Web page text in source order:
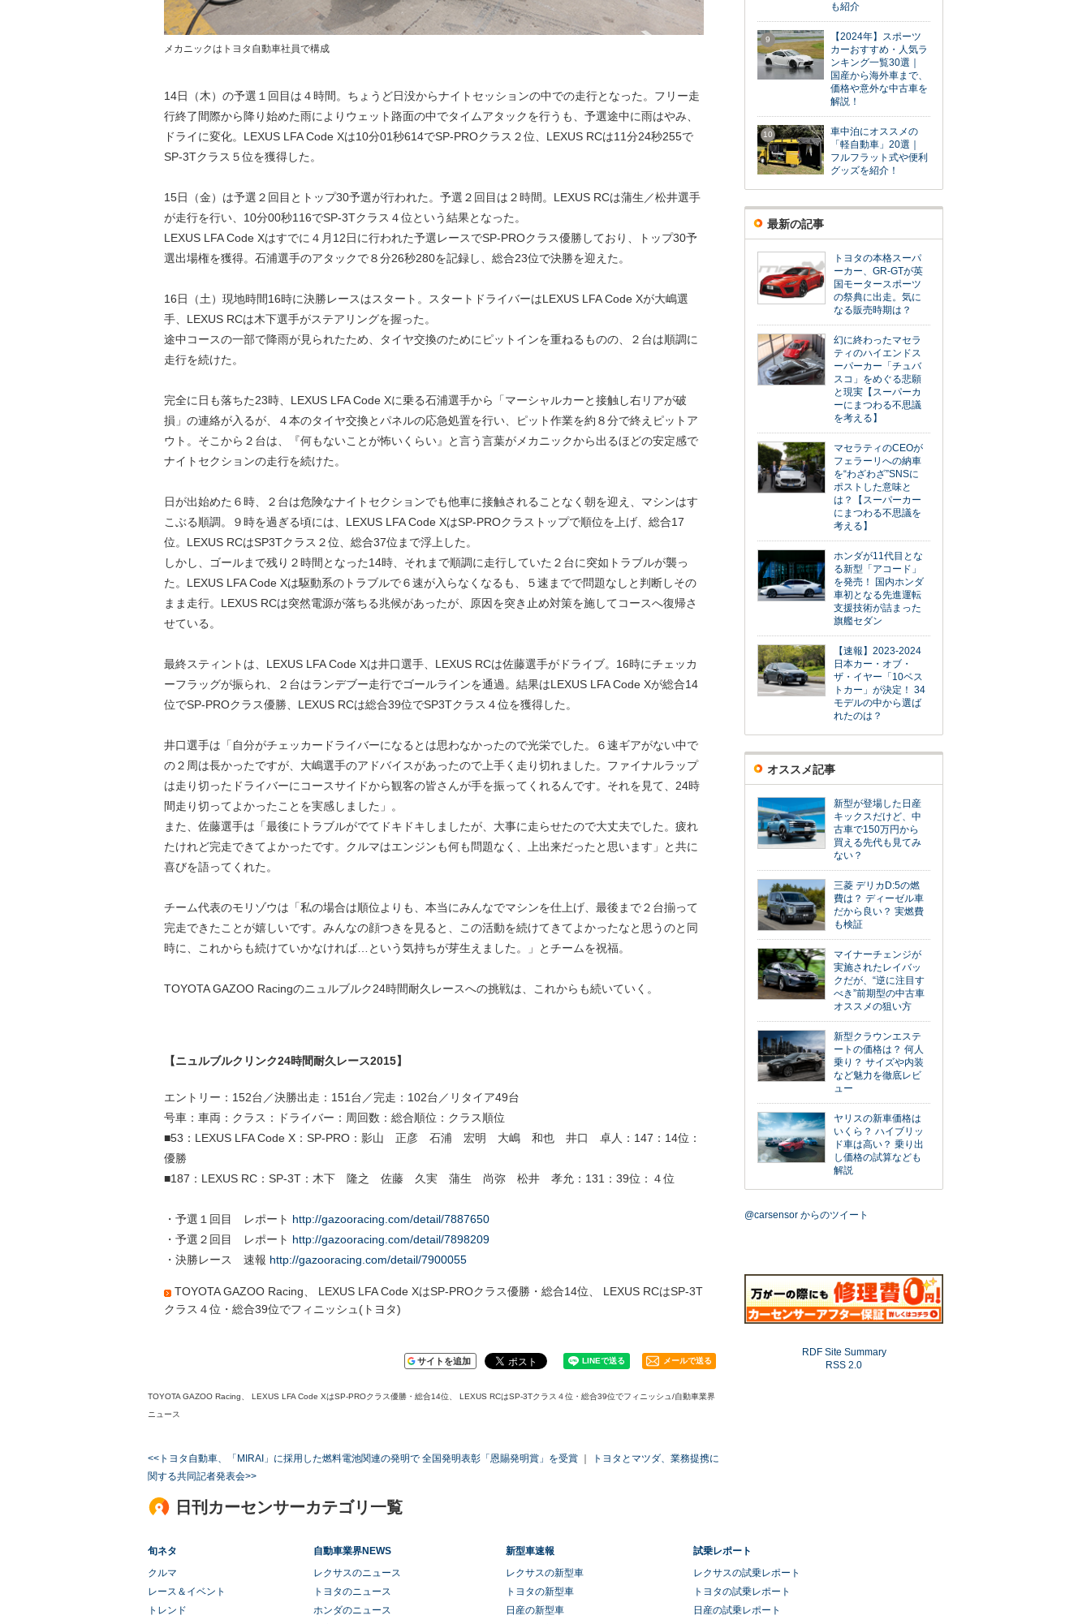
メカニックはトヨタ自動車社員で構成
14日（木）の予選１回目は４時間。ちょうど日没からナイトセッションの中での走行となった。フリー走
行終了間際から降り始めた雨によりウェット路面の中でタイムアタックを行うも、予選途中に雨はやみ、
ドライに変化。LEXUS LFA Code Xは10分01秒614でSP-PROクラス２位、LEXUS RCは11分24秒255で
SP-3Tクラス５位を獲得した。
15日（金）は予選２回目とトップ30予選が行われた。予選２回目は２時間。LEXUS RCは蒲生／松井選手
が走行を行い、10分00秒116でSP-3Tクラス４位という結果となった。
LEXUS LFA Code Xはすでに４月12日に行われた予選レースでSP-PROクラス優勝しており、トップ30予
選出場権を獲得。石浦選手のアタックで８分26秒280を記録し、総合23位で決勝を迎えた。
16日（土）現地時間16時に決勝レースはスタート。スタートドライバーはLEXUS LFA Code Xが大嶋選
手、LEXUS RCは木下選手がステアリングを握った。
途中コースの一部で降雨が見られたため、タイヤ交換のためにピットインを重ねるものの、２台は順調に
走行を続けた。
完全に日も落ちた23時、LEXUS LFA Code Xに乗る石浦選手から「マーシャルカーと接触し右リアが破
損」の連絡が入るが、４本のタイヤ交換とパネルの応急処置を行い、ピット作業を約８分で終えピットア
ウト。そこから２台は、『何もないことが怖いくらい』と言う言葉がメカニックから出るほどの安定感で
ナイトセクションの走行を続けた。
日が出始めた６時、２台は危険なナイトセクションでも他車に接触されることなく朝を迎え、マシンはす
こぶる順調。９時を過ぎる頃には、LEXUS LFA Code XはSP-PROクラストップで順位を上げ、総合17
位。LEXUS RCはSP3Tクラス２位、総合37位まで浮上した。
しかし、ゴールまで残り２時間となった14時、それまで順調に走行していた２台に突如トラブルが襲っ
た。LEXUS LFA Code Xは駆動系のトラブルで６速が入らなくなるも、５速までで問題なしと判断しその
まま走行。LEXUS RCは突然電源が落ちる兆候があったが、原因を突き止め対策を施してコースへ復帰さ
せている。
最終スティントは、LEXUS LFA Code Xは井口選手、LEXUS RCは佐藤選手がドライブ。16時にチェッカ
ーフラッグが振られ、２台はランデブー走行でゴールラインを通過。結果はLEXUS LFA Code Xが総合14
位でSP-PROクラス優勝、LEXUS RCは総合39位でSP3Tクラス４位を獲得した。
井口選手は「自分がチェッカードライバーになるとは思わなかったので光栄でした。６速ギアがない中で
の２周は長かったですが、大嶋選手のアドバイスがあったので上手く走り切れました。ファイナルラップ
は走り切ったドライバーにコースサイドから観客の皆さんが手を振ってくれるんです。それを見て、24時
間走り切ってよかったことを実感しました」。
また、佐藤選手は「最後にトラブルがでてドキドキしましたが、大事に走らせたので大丈夫でした。疲れ
たけれど完走できてよかったです。クルマはエンジンも何も問題なく、上出来だったと思います」と共に
喜びを語ってくれた。
チーム代表のモリゾウは「私の場合は順位よりも、本当にみんなでマシンを仕上げ、最後まで２台揃って
完走できたことが嬉しいです。みんなの顔つきを見ると、この活動を続けてきてよかったなと思うのと同
時に、これからも続けていかなければ…という気持ちが芽生えました。」とチームを祝福。
TOYOTA GAZOO Racingのニュルブルク24時間耐久レースへの挑戦は、これからも続いていく。
【ニュルブルクリンク24時間耐久レース2015】
エントリー：152台／決勝出走：151台／完走：102台／リタイア49台
号車：車両：クラス：ドライバー：周回数：総合順位：クラス順位
■53：LEXUS LFA Code X：SP-PRO：影山 正彦 石浦 宏明 大嶋 和也 井口 卓人：147：14位：
優勝
■187：LEXUS RC：SP-3T：木下 隆之 佐藤 久実 蒲生 尚弥 松井 孝允：131：39位：４位
・予選１回目 レポート http://gazooracing.com/detail/7887650
・予選２回目 レポート http://gazooracing.com/detail/7898209
・決勝レース 速報 http://gazooracing.com/detail/7900055
TOYOTA GAZOO Racing、 LEXUS LFA Code XはSP-PROクラス優勝・総合14位、 LEXUS RCはSP-3T
クラス４位・総合39位でフィニッシュ(トヨタ)
サイトを追加 メールで送る
TOYOTA GAZOO Racing、 LEXUS LFA Code XはSP-PROクラス優勝・総合14位、 LEXUS RCはSP-3Tクラス４位・総合39位でフィニッシュ/自動車業界
ニュース
<<トヨタ自動車、「MIRAI」に採用した燃料電池関連の発明で 全国発明表彰「恩賜発明賞」を受賞
トヨタとマツダ、業務提携に
関する共同記者発表会>>
も紹介
9
【2024年】スポーツ
カーおすすめ・人気ラ
ンキング一覧30選｜
国産から海外車まで、
価格や意外な中古車を
解説！
10
車中泊にオススメの
「軽自動車」20選｜
フルフラット式や便利
グッズを紹介！
最新の記事
トヨタの本格スーパ
ーカー、GR-GTが英
国モータースポーツ
の祭典に出走。気に
なる販売時期は？
幻に終わったマセラ
ティのハイエンドス
ーパーカー「チュバ
スコ」をめぐる悲願
と現実【スーパーカ
ーにまつわる不思議
を考える】
マセラティのCEOが
フェラーリへの納車
を“わざわざ”SNSに
ポストした意味と
は？【スーパーカー
にまつわる不思議を
考える】
ホンダが11代目とな
る新型「アコード」
を発売！ 国内ホンダ
車初となる先進運転
支援技術が詰まった
旗艦セダン
【速報】2023-2024
日本カー・オブ・
ザ・イヤー「10ベス
トカー」が決定！ 34
モデルの中から選ば
れたのは？
オススメ記事
新型が登場した日産
キックスだけど、中
古車で150万円から
買える先代も見てみ
ない？
三菱 デリカD:5の燃
費は？ ディーゼル車
だから良い？ 実燃費
も検証
マイナーチェンジが
実施されたレイバッ
クだが、“逆に注目す
べき”前期型の中古車
オススメの狙い方
新型クラウンエステ
ートの価格は？ 何人
乗り？ サイズや内装
など魅力を徹底レビ
ュー
ヤリスの新車価格は
いくら？ ハイブリッ
ド車は高い？ 乗り出
し価格の試算なども
解説
@carsensor からのツイート
RDF Site Summary
RSS 2.0
日刊カーセンサーカテゴリ一覧
旬ネタ
クルマ
レース＆イベント
トレンド
自動車業界NEWS
レクサスのニュース
トヨタのニュース
ホンダのニュース
新型車速報
レクサスの新型車
トヨタの新型車
日産の新型車
試乗レポート
レクサスの試乗レポート
トヨタの試乗レポート
日産の試乗レポート